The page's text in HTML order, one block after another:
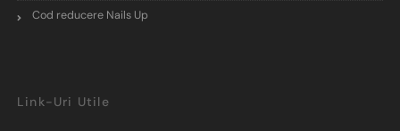
Cod reducere Nails Up
Link-Uri Utile